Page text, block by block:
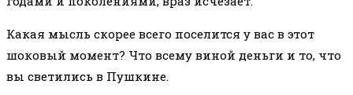
Какая мысль скорее всего поселится у вас в этот
шоковый момент? Что всему виной деньги и то, что
вы светились в Пушкине.